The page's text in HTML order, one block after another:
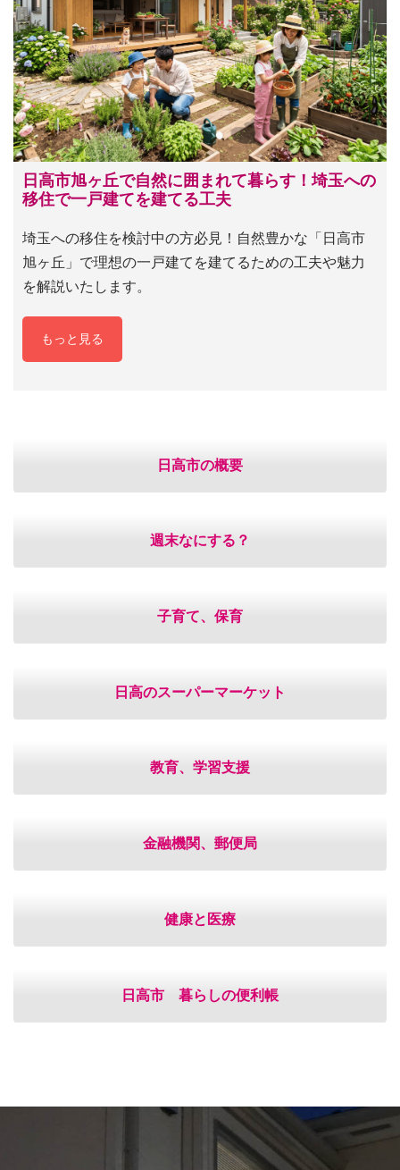
日高市旭ヶ丘で自然に囲まれて暮らす！埼玉への
移住で一戸建てを建てる工夫
埼玉への移住を検討中の方必見！自然豊かな「日高市
旭ヶ丘」で理想の一戸建てを建てるための工夫や魅力
を解説いたします。
もっと見る
日高市の概要
週末なにする？
子育て、保育
日高のスーパーマーケット
教育、学習支援
金融機関、郵便局
健康と医療
日高市 暮らしの便利帳